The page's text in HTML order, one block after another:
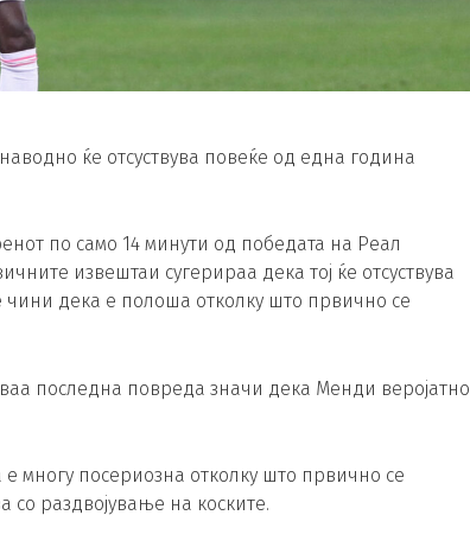
ќе отсуствува повеќе од една година
по само 14 минути од победата на Реал
извештаи сугерираа дека тој ќе отсуствува
чини дека е полоша отколку што првично се
последна повреда значи дека Менди веројатно
многу посериозна отколку што првично се
со раздвојување на коските.